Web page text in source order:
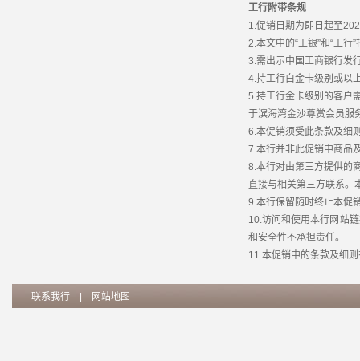
工行附带条规
1.促销日期为即日起至
2.本文中的“工银”和“工行
3.需出示中国工商银行发
4.持工行白金卡级别或以
5.持工行金卡级别的客户
于滨海湾金沙尊赏会员服
6.本促销须受此条款及细
7.本行并非此促销中商品
8.本行对由第三方提供的
直接与相关第三方联系。
9.本行保留随时终止本促
10.访问和使用本行网站
和安全性不承担责任。
11.本促销中的条款及细
联系我行 网站地图